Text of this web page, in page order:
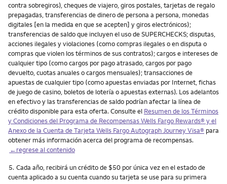
contra sobregiros), cheques de viajero, giros postales, tarjetas de regalo
prepagadas, transferencias de dinero de persona a persona, monedas
digitales [en la medida en que se acepten] y giros electrónicos);
transferencias de saldo que incluyen el uso de SUPERCHECKS; disputas,
acciones ilegales y violaciones (como compras ilegales o en disputa o
compras que violen los términos de sus contratos); cargos e intereses de
cualquier tipo (como cargos por pago atrasado, cargos por pago
devuelto, cuotas anuales o cargos mensuales); transacciones de
apuestas de cualquier tipo (como apuestas enviadas por Internet, fichas
de juego de casino, boletos de lotería o apuestas externas). Los adelantos
en efectivo y las transferencias de saldo podrían afectar la línea de
crédito disponible para esta oferta. Consulte el Resumen de los Términos
y Condiciones del Programa de Recompensas Wells Fargo Rewards® y el
Anexo de la Cuenta de Tarjeta Wells Fargo Autograph Journey Visa® para
obtener más información acerca del programa de recompensas.
←regrese al contenido
Nota
5. Cada año, recibirá un crédito de $50 por única vez en el estado de
cuenta aplicado a su cuenta cuando su tarjeta se use para su primera